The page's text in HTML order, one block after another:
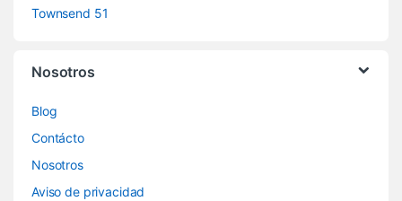
Townsend 51
Nosotros
Blog
Contácto
Nosotros
Aviso de privacidad